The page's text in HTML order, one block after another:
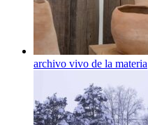
archivo vivo de la materia